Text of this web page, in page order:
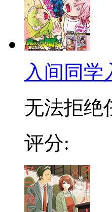
入间同学
无法拒绝
评分: